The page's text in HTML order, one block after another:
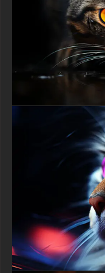
Ce fond d'écran 4K
parfaitement sur tous
d'affichage,
visionné sur des
portables, tablettes
vers la gauche offre
pour les icônes de
caractéristiques de la
prédominants,
créent une
oculaire, tandis que
garantit que ce fond
chaque regard.
La technique
HD de tortue utilise
le sujet tout en
caractéristiques
motifs distinctifs de la
modélisation
les écailles brillantes
musculaire du cou
des couleurs
dans l'irréalisme,
professionnelles de
brutes au rang de
respectant la